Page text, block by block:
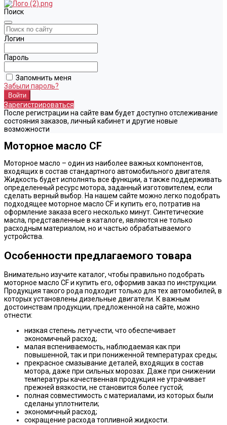
Поиск
Логин
Пароль
Запомнить меня
Забыли пароль?
Зарегистрироваться
После регистрации на сайте вам будет доступно отслеживание
состояния заказов, личный кабинет и другие новые
возможности
Моторное масло CF
Моторное масло – один из наиболее важных компонентов,
входящих в состав стандартного автомобильного двигателя.
Жидкость будет исполнять все функции, а также поддерживать
определенный ресурс мотора, заданный изготовителем, если
сделать верный выбор. На нашем сайте можно легко подобрать
подходящее моторное масло CF и купить его, потратив на
оформление заказа всего несколько минут. Синтетические
масла, представленные в каталоге, являются не только
расходным материалом, но и частью обрабатываемого
устройства.
Особенности предлагаемого товара
Внимательно изучите каталог, чтобы правильно подобрать
моторное масло CF и купить его, оформив заказ по инструкции.
Продукция такого рода подходит только для тех автомобилей, в
которых установлены дизельные двигатели. К важным
достоинствам продукции, предложенной на сайте, можно
отнести:
низкая степень летучести, что обеспечивает
экономичный расход;
малая вспениваемость, наблюдаемая как при
повышенной, так и при пониженной температурах среды;
прекрасное смазывание деталей, входящих в состав
мотора, даже при сильных морозах. Даже при снижении
температуры качественная продукция не утрачивает
прежней вязкости, не становится более густой;
полная совместимость с материалами, из которых были
сделаны уплотнители;
экономичный расход;
сокращение расхода топливной жидкости.